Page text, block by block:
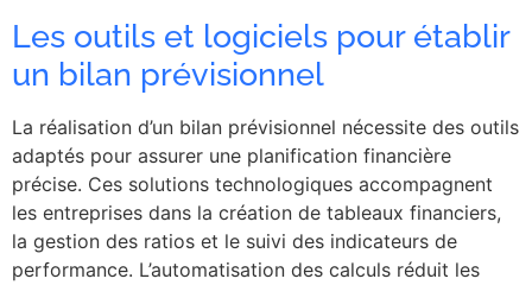
Les outils et logiciels pour établir
un bilan prévisionnel
La réalisation d’un bilan prévisionnel nécessite des outils
adaptés pour assurer une planification financière
précise. Ces solutions technologiques accompagnent
les entreprises dans la création de tableaux financiers,
la gestion des ratios et le suivi des indicateurs de
performance. L’automatisation des calculs réduit les